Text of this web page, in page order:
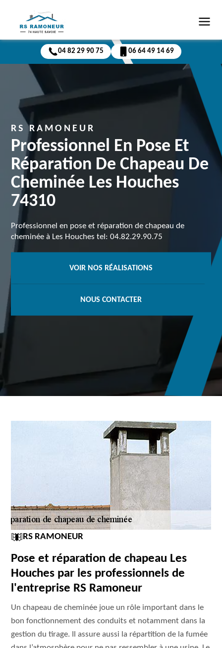
04 82 29 90 75 06 64 49 14 69
RS RAMONEUR
Professionnel En Pose Et
Réparation De Chapeau De
Cheminée Les Houches
74310
Professionnel en pose et réparation de chapeau de
cheminée à Les Houches tel: 04.82.29.90.75
VOIR NOS RÉALISATIONS
NOUS CONTACTER
RS RAMONEUR
Pose et réparation de chapeau Les
Houches par les professionnels de
l'entreprise RS Ramoneur
Un chapeau de cheminée joue un rôle important dans le
bon fonctionnement des conduits et notamment dans la
gestion du tirage. Il assure aussi la répartition de la fumée